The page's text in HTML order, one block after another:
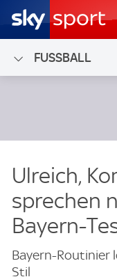
FUSSBALL
Ulreich,
sprechen
Bayern-
Bayern-Routinier
Stil